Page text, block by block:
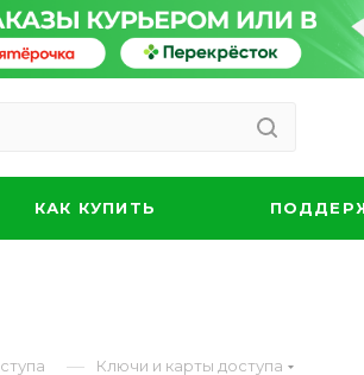
КАК КУПИТЬ
— Ключи и карты доступа